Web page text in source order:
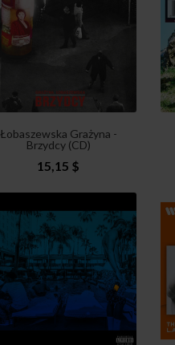
Łobaszewska Grażyna -
Brzydcy (CD)
15,15 $